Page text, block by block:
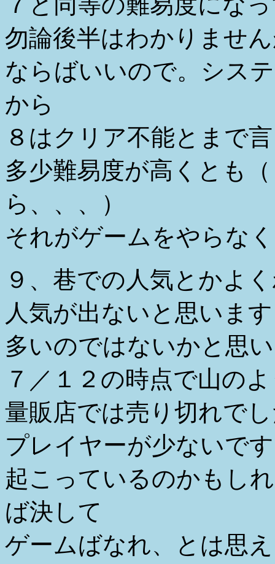
勿論後半はわかりませ
ならばいいので。シス
から
８はクリア不能とまで
多少難易度が高くとも
ら、、、）
それがゲームをやらな
９、巷での人気とかよ
人気が出ないと思いま
多いのではないかと思
７／１２の時点で山の
量販店では売り切れで
プレイヤーが少ないで
起こっているのかもし
ば決して
ゲームばなれ、とは思